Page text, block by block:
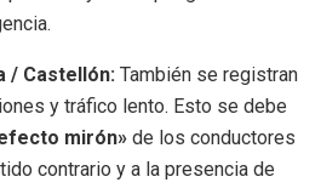
/ Castellón: También se registran
y tráfico lento. Esto se debe
mirón» de los conductores
contrario y a la presencia de